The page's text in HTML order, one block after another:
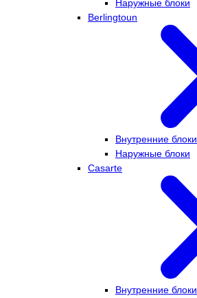
Наружные блоки
Berlingtoun
Внутренние блоки
Наружные блоки
Casarte
Внутренние блоки